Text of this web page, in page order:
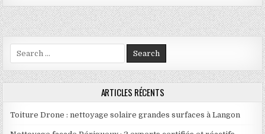
Search for:
ARTICLES RÉCENTS
Toiture Drone : nettoyage solaire grandes surfaces à Langon